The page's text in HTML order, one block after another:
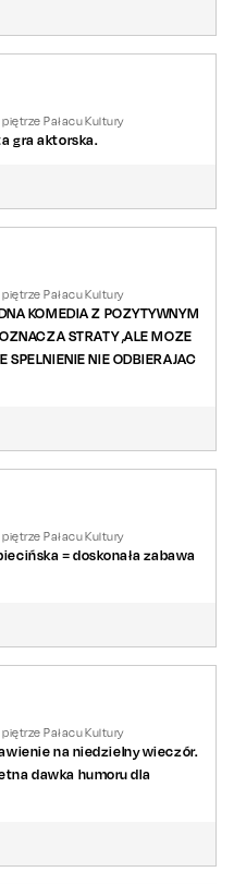
Pałacu Kultury
gra aktorska.
Pałacu Kultury
KOMEDIA Z POZYTYWNYM
STRATY ,ALE MOZE
SPELNIENIE NIE ODBIERAJAC
Pałacu Kultury
= doskonała zabawa
Pałacu Kultury
na niedzielny wieczór.
dawka humoru dla